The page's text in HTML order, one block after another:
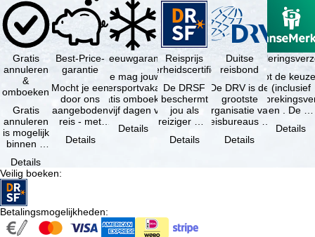
Gratis
annuleren
&
omboeken
Gratis
annuleren
is mogelijk
binnen 5
de
boeking,
als jouw
vakantie …
Details
Best-Price-
garantie
Mocht je een
door ons
aangeboden
reis - met
beschikbaarheid
Details
Sneeuwgarantie
Je mag jouw
wintersportvakantie
gratis omboeken
als vijf dagen voor
Details
Reisprijs
zekerheidscertificaat
De DRSF
beschermt
jou als
reiziger met
pakketreis
Details
Duitse
reisbond
De DRV is de
grootste
organisatie van
reisbureaus en
in Duitsland. …
Details
Je hebt de
(inclusief
en . De …
Details
Veilig boeken:
Betalingsmogelijkheden: